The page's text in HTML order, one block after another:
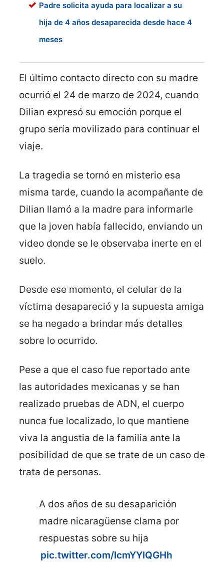
Padre solicita ayuda para localizar a su
hija de 4 años desaparecida desde hace 4
meses
El último contacto directo con su madre
ocurrió el 24 de marzo de 2024, cuando
Dilian expresó su emoción porque el
grupo sería movilizado para continuar el
viaje.
La tragedia se tornó en misterio esa
misma tarde, cuando la acompañante de
Dilian llamó a la madre para informarle
que la joven había fallecido, enviando un
video donde se le observaba inerte en el
suelo.
Desde ese momento, el celular de la
víctima desapareció y la supuesta amiga
se ha negado a brindar más detalles
sobre lo ocurrido.
Pese a que el caso fue reportado ante
las autoridades mexicanas y se han
realizado pruebas de ADN, el cuerpo
nunca fue localizado, lo que mantiene
viva la angustia de la familia ante la
posibilidad de que se trate de un caso de
trata de personas.
A dos años de su desaparición
madre nicaragüense clama por
respuestas sobre su hija
pic.twitter.com/IcmYYlQGHh